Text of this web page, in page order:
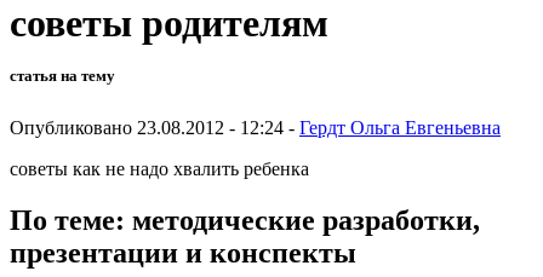
советы родителям
статья на тему
Опубликовано 23.08.2012 - 12:24 - Гердт Ольга Евгеньевна
советы как не надо хвалить ребенка
По теме: методические разработки,
презентации и конспекты